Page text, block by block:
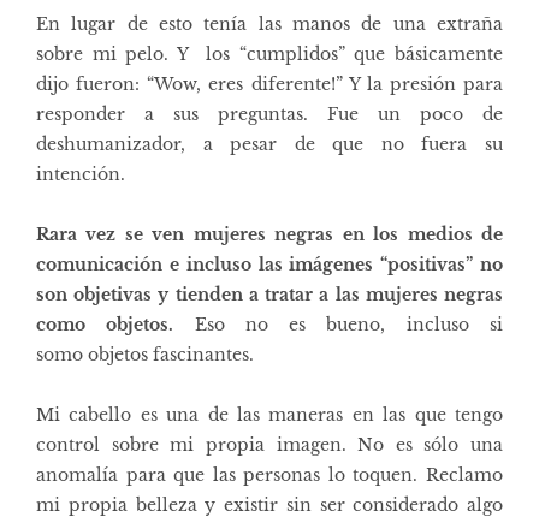
En lugar de esto tenía las manos de una extraña
sobre mi pelo. Y los “cumplidos” que básicamente
dijo fueron: “Wow, eres diferente!” Y la presión para
responder a sus preguntas. Fue un poco de
deshumanizador, a pesar de que no fuera su
intención.
Rara vez se ven mujeres negras en los medios de
comunicación e incluso las imágenes “positivas” no
son objetivas ytienden a tratar a las mujeres negras
como objetos. Eso no es bueno, incluso si
somo objetos fascinantes.
Mi cabello es una de las maneras en las que tengo
control sobre mi propia imagen. No es sólo una
anomalía para que las personas lo toquen. Reclamo
mi propia belleza y existir sin ser considerado algo